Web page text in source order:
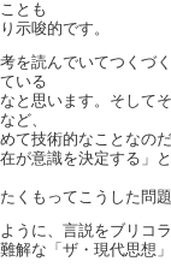
とも
示唆的です。
考を読んでいてつくづ
いる
と思います。そして
ど、
て技術的なことなの
在が意識を決定する」
くもってこうした問
うに、言説をブリコ
解な「ザ・現代思想